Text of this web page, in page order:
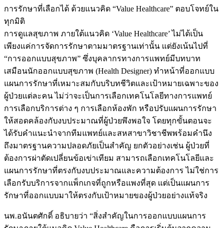
การรักษาที่เลือกได้ ด้วยแนวคิด “Value Healthcare” ตอบโจทย์ใน
ทุกมิติ
การดูแลสุขภาพ ภายใต้แนวคิด ‘Value Healthcare’ ไม่ได้เป็น
เพียงแค่การจัดการรักษาตามมาตรฐานเท่านั้น แต่ยังเน้นไปที่
“การออกแบบสุขภาพ” ซึ่งบุคลากรทางการแพทย์มีบทบาท
เสมือนนักออกแบบสุขภาพ (Health Designer) ทำหน้าที่ออกแบบ
แผนการรักษาที่เหมาะสมกับบริบทชีวิตและเป้าหมายเฉพาะของ
ผู้ป่วยแต่ละคน ไม่ว่าจะเป็นการเลือกเทคโนโลยีทางการแพทย์
การเลือกบริการต่าง ๆ การเลือกห้องพัก หรือปรับแผนการรักษา
ให้สอดคล้องกับงบประมาณที่ผู้ป่วยพึงพอใจ โดยทุกขั้นตอนจะ
ได้รับคำแนะนำจากทีมแพทย์และสหสาขาวิชาชีพพร้อมคำนึง
ถึงมาตรฐานความปลอดภัยเป็นสำคัญ ยกตัวอย่างเช่น ผู้ป่วยที่
ต้องการผ่าตัดเปลี่ยนข้อเข่าเทียม สามารถเลือกเทคโนโลยีและ
แผนการรักษาที่ตรงกับงบประมาณและความต้องการ ไม่ใช่การ
เลือกรับบริการจากแพ็กเกจที่ถูกหรือแพงที่สุด แต่เป็นแผนการ
รักษาที่ออกแบบมาให้ตรงกับเป้าหมายของผู้ป่วยอย่างแท้จริง
นพ.อนันตศักดิ์ อธิบายว่า “สิ่งสำคัญในการออกแบบแผนการ